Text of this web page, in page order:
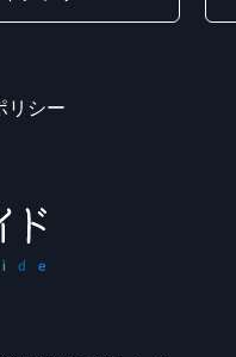
リシー